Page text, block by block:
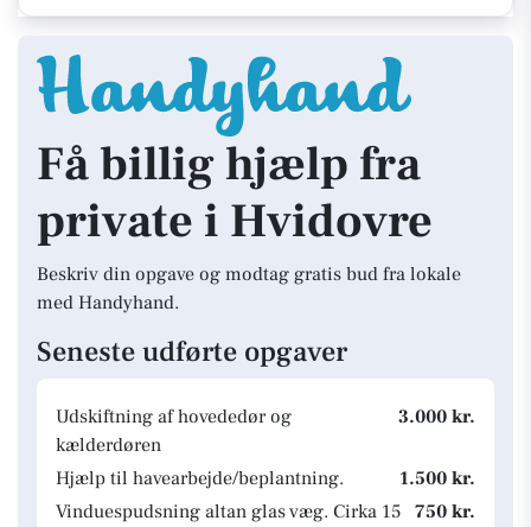
Få billig hjælp fra
private i Hvidovre
Beskriv din opgave og modtag gratis bud fra lokale
med Handyhand.
Seneste udførte opgaver
Udskiftning af hovededør og
kælderdøren
3.000 kr.
Hjælp til havearbejde/beplantning.
1.500 kr.
Vinduespudsning altan glas væg. Cirka 15 750 kr.